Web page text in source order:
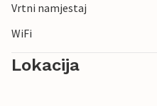
Vrtni namjestaj
WiFi
Lokacija